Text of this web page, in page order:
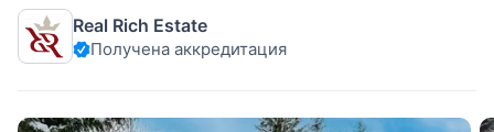
отдыха, профессиональный теннисный корт, гараж на 2 м/
м с 3-х Real Rich Estate
Получена аккредитация